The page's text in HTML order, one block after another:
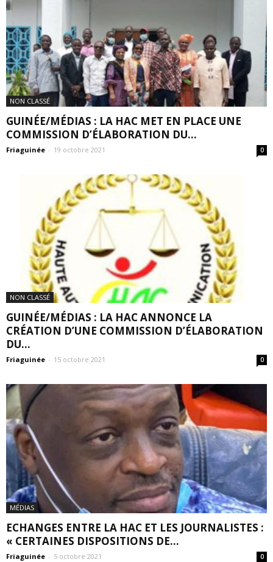
NON CLASSÉ
GUINÉE/MÉDIAS : LA HAC MET EN PLACE UNE
COMMISSION D’ÉLABORATION DU...
Friaguinée - 19 octobre 2021 0
NON CLASSÉ
GUINÉE/MÉDIAS : LA HAC ANNONCE LA
CRÉATION D’UNE COMMISSION D’ÉLABORATION
DU...
Friaguinée - 15 octobre 2021 0
MÉDIAS
ECHANGES ENTRE LA HAC ET LES JOURNALISTES :
« CERTAINES DISPOSITIONS DE...
Friaguinée - 5 octobre 2021 0